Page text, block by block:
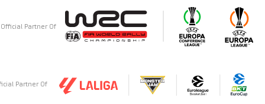
Official Partner Of
Partner Of